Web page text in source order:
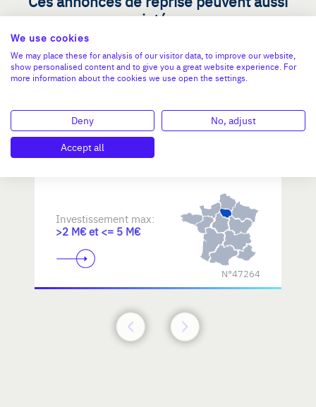
vous intéresser
Reprendre une PME dans les
d'excellence
Investissement max:
>2 M€ et <= 5 M€
N°47264
We use cookies
We may place these for analysis of our visitor data, to improve our website,
show personalised content and to give you a great website experience. For
more information about the cookies we use open the settings.
Deny
No, adjust
Accept all